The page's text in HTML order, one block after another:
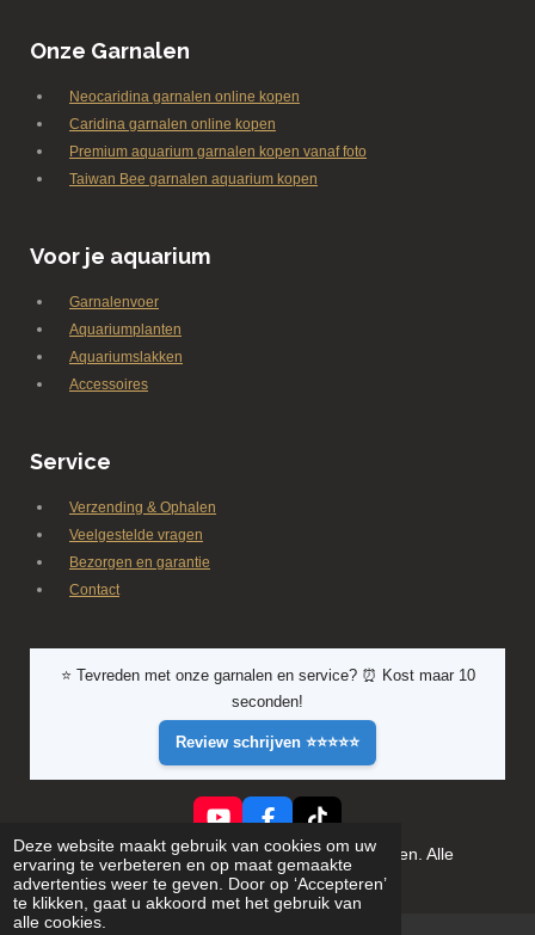
Deze website maakt gebruik van cookies om uw
ervaring te verbeteren en op maat gemaakte
advertenties weer te geven. Door op ‘Accepteren’
te klikken, gaat u akkoord met het gebruik van
alle cookies.
Onze Garnalen
Neocaridina garnalen online kopen
Caridina garnalen online kopen
Premium aquarium garnalen kopen vanaf foto
Taiwan Bee garnalen aquarium kopen
Voor je aquarium
Garnalenvoer
Aquariumplanten
Aquariumslakken
Accessoires
Service
Verzending & Ophalen
Veelgestelde vragen
Bezorgen en garantie
Contact
⭐ Tevreden met onze garnalen en service? ⏰ Kost maar 10
seconden!
Review schrijven ⭐⭐⭐⭐⭐
Y
o
u
T
u
F
a
c
e
b
T
i
k
T
o
© 2026 Shrimporium - Premium aquarium garnalen. Alle
rechten voorbehouden